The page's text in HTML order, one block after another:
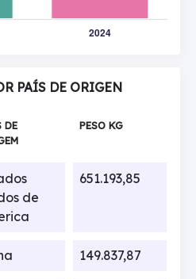
PAÍS DE ORIGEN
DE
PESO KG
de
651.193,85
149.837,87